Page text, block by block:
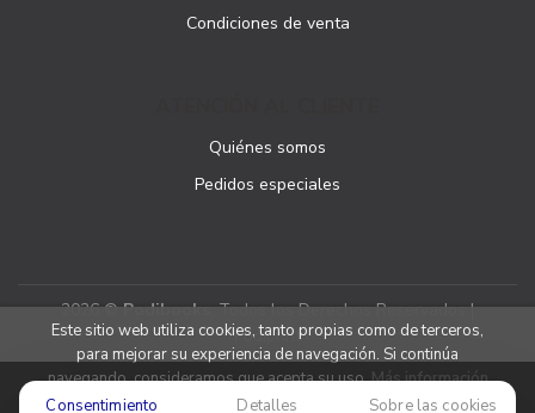
Condiciones de venta
Quiénes somos
Pedidos especiales
2026 ©Podibooks. Todos los Derechos Reservados |
Podiprint
Este sitio web utiliza cookies, tanto propias como de terceros,
para mejorar su experiencia de navegación. Si continúa
navegando, consideramos que acepta su uso.Más información
Consentimiento
Detalles Sobre las cookies